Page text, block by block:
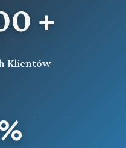
+
Klientów